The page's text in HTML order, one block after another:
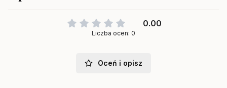
0.00
Liczba ocen: 0
Oceń i opisz